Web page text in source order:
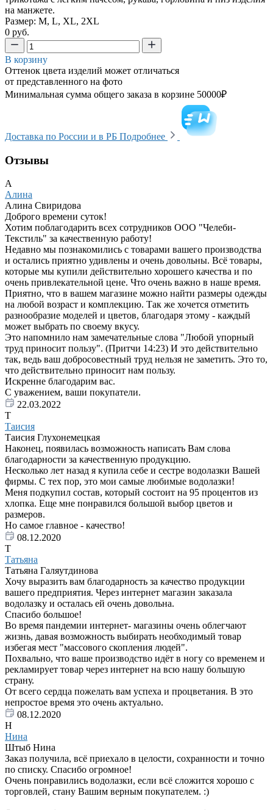
на манжете.
Размер: M, L, XL, 2XL
0 руб.
В корзину
Оттенок цвета изделий может отличаться
от представленного на фото
Минимальная сумма общего заказа в корзине 50000₽
Доставка по России и в РБ Подробнее
Отзывы
А
Алина
Алина Свиридова
Доброго времени суток!
Хотим поблагодарить всех сотрудников ООО "Челеби-
Текстиль" за качественную работу!
Недавно мы познакомились с товарами вашего производства
и остались приятно удивлены и очень довольны. Всё товары,
которые мы купили действительно хорошего качества и по
очень привлекательной цене. Что очень важно в наше время.
Приятно, что в вашем магазине можно найти размеры одежды
на любой возраст и комплекцию. Так же хочется отметить
разнообразие моделей и цветов, благодаря этому - каждый
может выбрать по своему вкусу.
Это напомнило нам замечательные слова "Любой упорный
труд приносит пользу". (Притчи 14:23) И это действительно
так, ведь ваш добросовестный труд нельзя не заметить. Это то,
что действительно приносит нам пользу.
Искренне благодарим вас.
С уважением, ваши покупатели.
22.03.2022
Т
Таисия
Таисия Глухонемецкая
Наконец, появилась возможность написать Вам слова
благодарности за качественную продукцию.
Несколько лет назад я купила себе и сестре водолазки Вашей
фирмы. С тех пор, это мои самые любимые водолазки!
Меня подкупил состав, который состоит на 95 процентов из
хлопка. Еще мне понравился большой выбор цветов и
размеров.
Но самое главное - качество!
08.12.2020
Т
Татьяна
Татьяна Галяутдинова
Хочу выразить вам благодарность за качество продукции
вашего предприятия. Через интернет магазин заказала
водолазку и осталась ей очень довольна.
Спасибо большое!
Во время пандемии интернет- магазины очень облегчают
жизнь, давая возможность выбирать необходимый товар
избегая мест "массового скопления людей".
Похвально, что ваше производство идёт в ногу со временем и
рекламирует товар через интернет на всю нашу большую
страну.
От всего сердца пожелать вам успеха и процветания. В это
непростое время это очень актуально.
08.12.2020
Н
Нина
Штыб Нина
Заказ получила, всё приехало в целости, сохранности и точно
по списку. Спасибо огромное!
Очень понравились водолазки, если всё сложится хорошо с
торговлей, стану Вашим верным покупателем. :)